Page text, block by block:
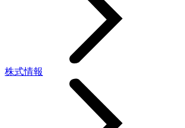
株式情報